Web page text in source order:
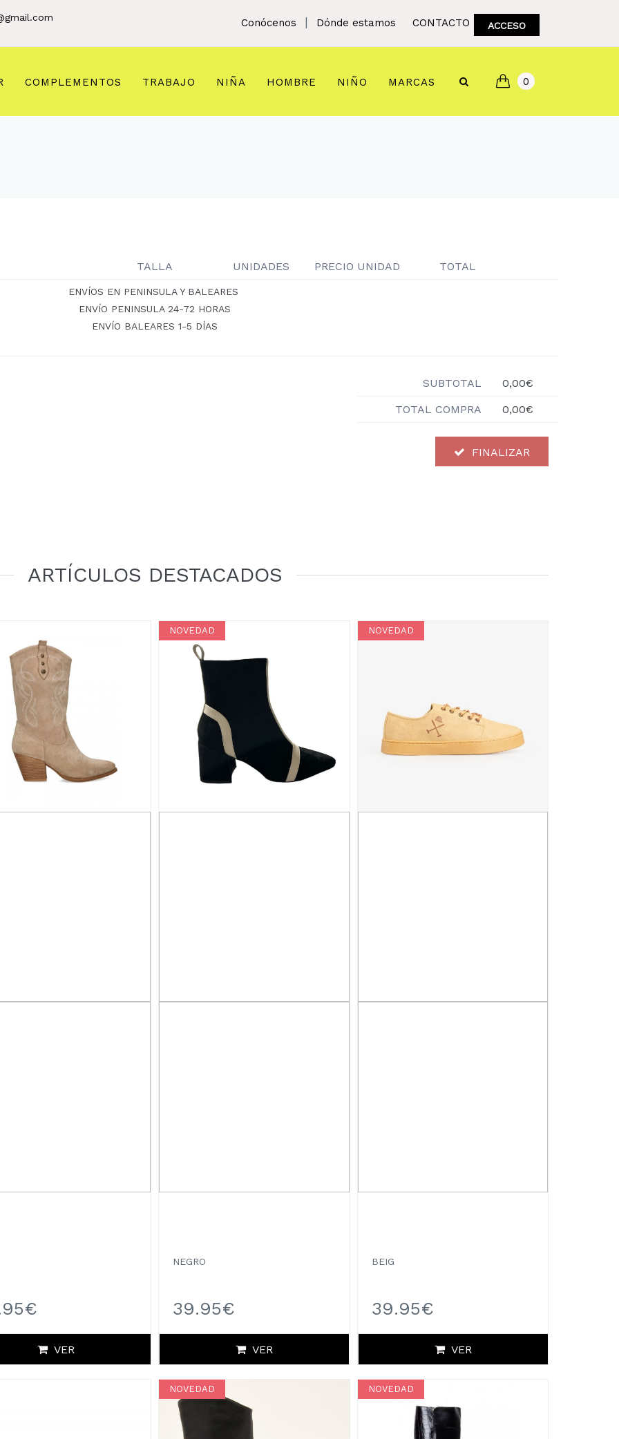
Conócenos Dónde estamos CONTACTO ACCESO
COMPLEMENTOS TRABAJO NIÑA HOMBRE NIÑO MARCAS 0
TALLA UNIDADES PRECIO UNIDAD TOTAL
ENVÍOS EN PENINSULA Y BALEARES
ENVÍO PENINSULA 24-72 HORAS
ENVÍO BALEARES 1-5 DÍAS
SUBTOTAL
0,00€
TOTAL COMPRA
0,00€
FINALIZAR
ARTÍCULOS DESTACADOS
VER
NOVEDAD
NEGRO
39.95€
VER
NOVEDAD
BEIG
39.95€
VER
NOVEDAD NOVEDAD